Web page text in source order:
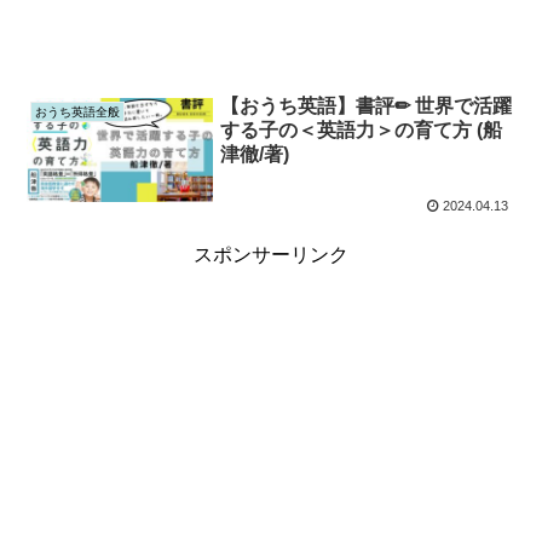
おうち英語全般
【おうち英語】書評✏︎ 世界で活躍
する子の＜英語力＞の育て方 (船
津徹/著)
2024.04.13
スポンサーリンク